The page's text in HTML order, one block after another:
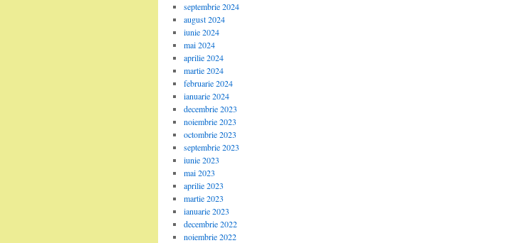
septembrie 2024
august 2024
iunie 2024
mai 2024
aprilie 2024
martie 2024
februarie 2024
ianuarie 2024
decembrie 2023
noiembrie 2023
octombrie 2023
septembrie 2023
iunie 2023
mai 2023
aprilie 2023
martie 2023
ianuarie 2023
decembrie 2022
noiembrie 2022